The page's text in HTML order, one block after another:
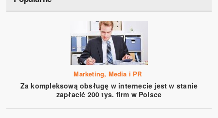
Marketing, Media i PR
Za kompleksową obsługę w internecie jest w stanie
zapłacić 200 tys. firm w Polsce